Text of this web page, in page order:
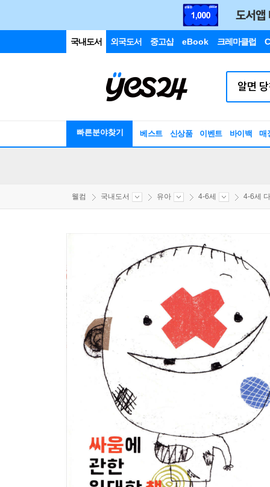
국내도서 외국도서 중고샵 eBook 크레마클럽
빠른분야찾기 베스트 신상품 이벤트 바이백 매
웰컴 국내도서 유아 4-6세 4-6세